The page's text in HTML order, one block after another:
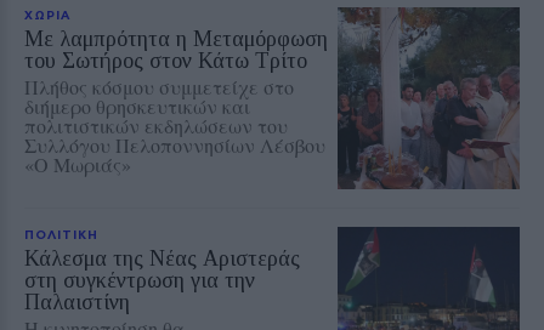
ΧΩΡΙΑ
Με λαμπρότητα η Μεταμόρφωση
του Σωτήρος στον Κάτω Τρίτο
Πλήθος κόσμου συμμετείχε στο
διήμερο θρησκευτικών και
πολιτιστικών εκδηλώσεων του
Συλλόγου Πελοποννησίων Λέσβου
«Ο Μωριάς»
ΠΟΛΙΤΙΚΗ
Κάλεσμα της Νέας Αριστεράς
στη συγκέντρωση για την
Παλαιστίνη